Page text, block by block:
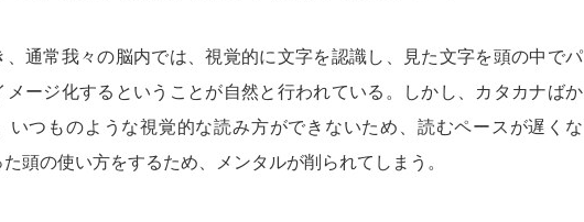
、通常我々の脳内では、視覚的に文字を認識し、見た文字を頭の中でパ
メージ化するということが自然と行われている。しかし、カタカナばか
いつものような視覚的な読み方ができないため、読むペースが遅くな
頭の使い方をするため、メンタルが削られてしまう。